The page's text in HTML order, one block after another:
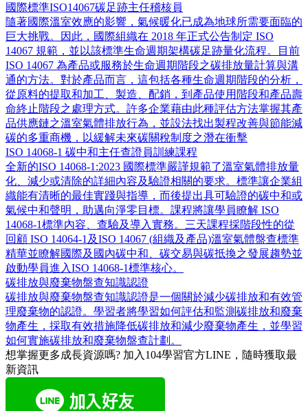
國際標準ISO14067碳足跡主任稽核員
隨著國際溫室效應的影響，氣候暖化已成為地球所需要面臨的
巨大挑戰。因此，國際組織在 2018 年正式公告制定 ISO
14067 規範，並以該標準生命週期架構碳足跡量化流程。目前
ISO 14067 為產品或服務於生命週期階段之碳排放量計算與溝
通的方法。對於產品而言，這包括各種生命週期階段的分析，
從原料的提取和加工、製造、配銷，到產品使用階段和產品壽
命終止階段之處理方式。許多企業藉由此種評估方法掌握其產
品供應鏈之溫室氣體排放行為，並設法找出製程改善與節能減
碳的多重商機，以緩解未來碳關稅制度之潛在衝擊
ISO 14068-1 碳中和主任查證員訓練課程
全新的ISO 14068-1:2023 國際標準嚴謹規範了溫室氣體排放量
化、減少或清除的詳細內容及驗證相關的要求。標準讓企業組
織能有清晰的最佳實踐與指導，而後提出具可驗證的碳中和或
氣候中和聲明，助邁向淨零目標。課程將讓學員瞭解 ISO
14068-1標準內容、查驗及導入實務。三天課程採階段性的從
回顧 ISO 14064-1及ISO 14067 (組織及產品)溫室氣體盤查標準
精華並瞭解國際及國內碳中和、碳交易與碳抵換之發展趨勢並
啟動學員進入ISO 14068-1標準核心。
碳排放與廢棄物盤查知識認證
碳排放與廢棄物盤查知識認證是一個關於減少碳排放和有效管
理廢棄物的認證。學習者將學習如何評估和監測碳排放和廢棄
物產生，採取有效措施降低碳排放和減少廢棄物產生，並學習
如何實施碳排放和廢棄物盤查計劃。
想掌握更多成長資源嗎? 加入104學習官方LINE，隨時獲取最
新資訊